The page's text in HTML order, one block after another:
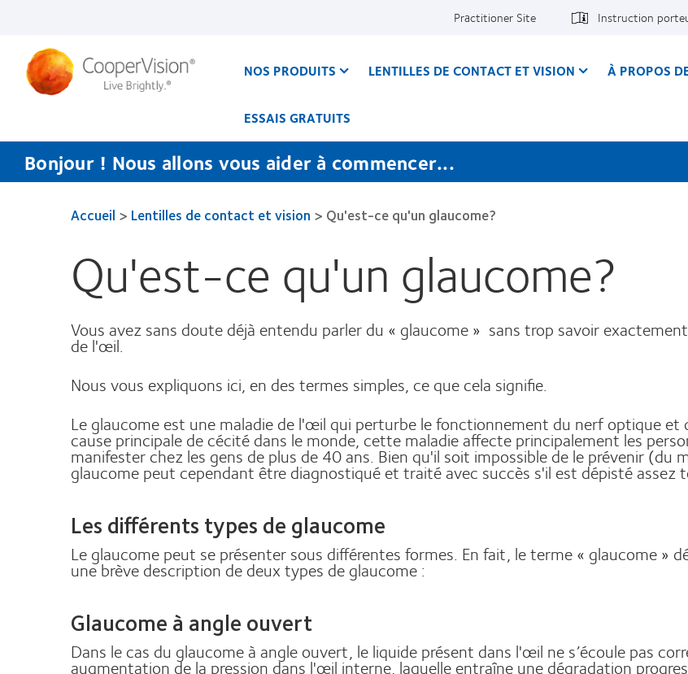
principal
Practitioner Site Instruction
NOS PRODUITS LENTILLES DE CONTACT ET VISION À PROPOS
ESSAIS GRATUITS
Bonjour ! Nous allons vous aider à commencer...
Accueil > Lentilles de contact et vision > Qu'est-ce qu'un glaucome?
Qu'est-ce qu'un glaucome?
Vous avez sans doute déjà entendu parler du « glaucome » sans trop savoir
de l'œil.
Nous vous expliquons ici, en des termes simples, ce que cela signifie.
Le glaucome est une maladie de l'œil qui perturbe le fonctionnement du nerf optique
cause principale de cécité dans le monde, cette maladie affecte principalement les
manifester chez les gens de plus de 40 ans. Bien qu'il soit impossible de le prévenir (du
glaucome peut cependant être diagnostiqué et traité avec succès s'il est dépisté assez
Les différents types de glaucome
Le glaucome peut se présenter sous différentes formes. En fait, le terme « glaucome »
une brève description de deux types de glaucome :
Glaucome à angle ouvert
Dans le cas du glaucome à angle ouvert, le liquide présent dans l'œil ne s’écoule pas
augmentation de la pression dans l'œil interne, laquelle entraîne une dégradation